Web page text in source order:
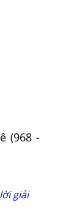
(968 -
giải